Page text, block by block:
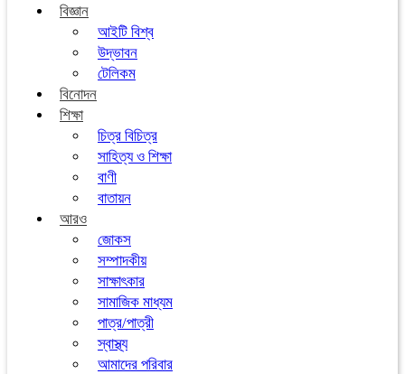
বিজ্ঞান
আইটি বিশ্ব
উদ্ভাবন
টেলিকম
বিনোদন
শিক্ষা
চিত্র বিচিত্র
সাহিত্য ও শিক্ষা
বাণী
বাতায়ন
আরও
জোকস
সম্পাদকীয়
সাক্ষাৎকার
সামাজিক মাধ্যম
পাত্র/পাত্রী
স্বাস্থ্য
আমাদের পরিবার